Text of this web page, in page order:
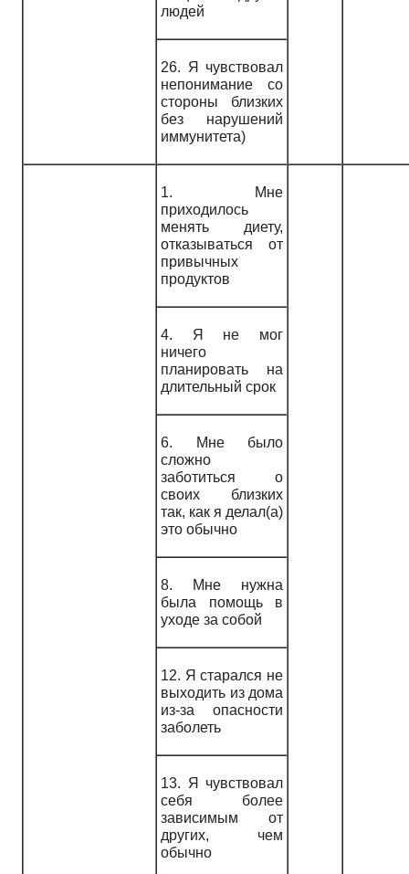
людей
26. Я чувствовал
непонимание со
стороны близких
без нарушений
иммунитета)
1. Мне
приходилось
менять диету,
отказываться от
привычных
продуктов
4. Я не мог
ничего
планировать на
длительный срок
6. Мне было
сложно
заботиться о
своих близких
так, как я делал(а)
это обычно
8. Мне нужна
была помощь в
уходе за собой
12. Я старался не
выходить из дома
из-за опасности
заболеть
13. Я чувствовал
себя более
зависимым от
других, чем
обычно